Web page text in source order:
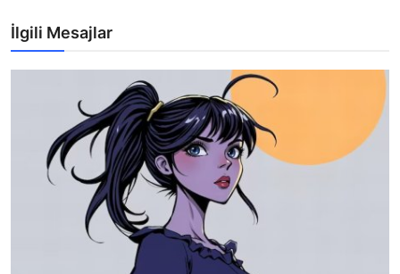
İlgili Mesajlar